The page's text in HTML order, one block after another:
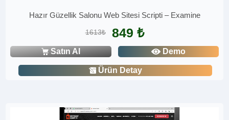
Hazır Güzellik Salonu Web Sitesi Scripti – Examine
1613₺ 849 ₺
Satın Al Demo
Ürün Detay